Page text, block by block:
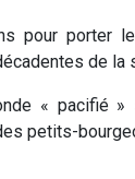
pour porter
de
« pacifié
petits-